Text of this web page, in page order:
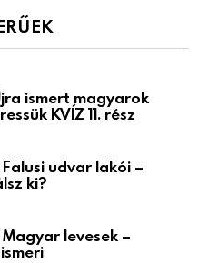
ismert magyarok
KVÍZ 11. rész
udvar lakói –
ki?
levesek –